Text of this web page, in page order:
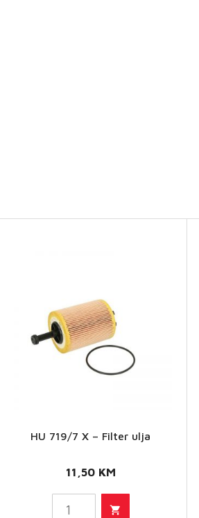
HU 719/7 X – Filter ulja
11,50 KM
HU
Filter